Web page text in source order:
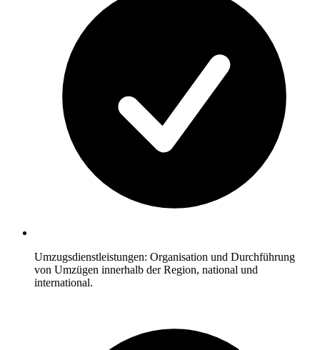
Umzugsdienstleistungen: Organisation und Durchführung
von Umzügen innerhalb der Region, national und
international.